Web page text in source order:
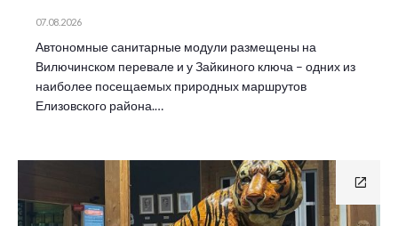
07.08.2026
Автономные санитарные модули размещены на
Вилючинском перевале и у Зайкиного ключа – одних из
наиболее посещаемых природных маршрутов
Елизовского района.…